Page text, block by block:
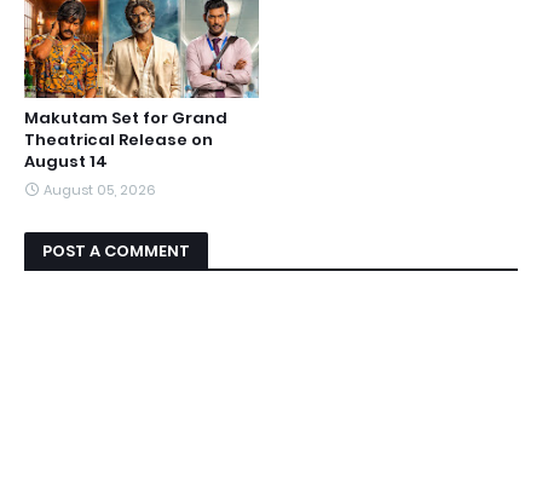
Makutam Set for Grand
Theatrical Release on
August 14
August 05, 2026
POST A COMMENT